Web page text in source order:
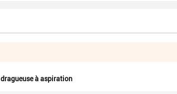
dragueuse à aspiration